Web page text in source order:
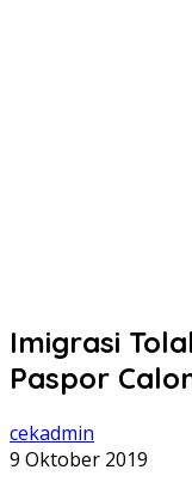
Imigrasi
Paspor
cekadmin
9 Oktober 2019